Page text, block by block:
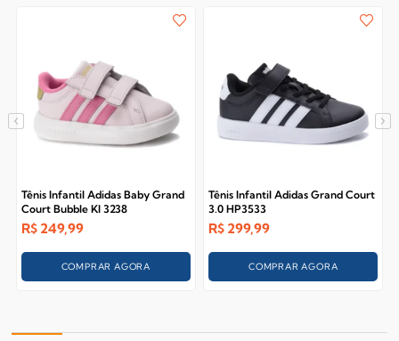
Tênis Infantil Adidas Baby Grand
Court Bubble KI 3238
R$ 249,99
COMPRAR AGORA
Tênis Infantil Adidas Grand Court
3.0 HP3533
R$ 299,99
COMPRAR AGORA